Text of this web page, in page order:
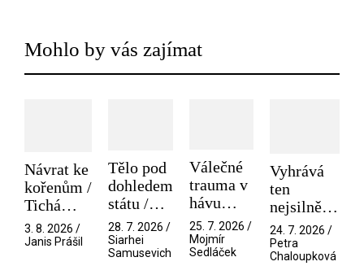
Mohlo by vás zajímat
Návrat ke
kořenům /
Tichá
přítelkyně
3. 8. 2026 /
Janis Prášil
Tělo pod
dohledem
státu /
Pramen
28. 7. 2026 /
Siarhei
Samusevich
Válečné
trauma v
hávu
spektáklu
/ Odyssea
25. 7. 2026 /
Mojmír
Sedláček
Vyhrává
ten
nejsilnější
/ V nitru
manosféry
24. 7. 2026 /
Petra
Chaloupková